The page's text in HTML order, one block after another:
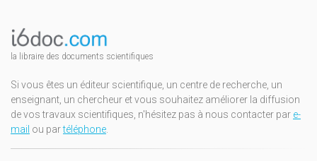
la libraire des documents scientifiques
Si vous êtes un éditeur scientifique, un centre de recherche, un
enseignant, un chercheur et vous souhaitez améliorer la diffusion
de vos travaux scientifiques, n'hésitez pas à nous contacter par e-
mail ou partéléphone